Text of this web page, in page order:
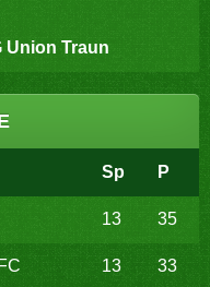
Union Traun
Sp P
13 35
13 33